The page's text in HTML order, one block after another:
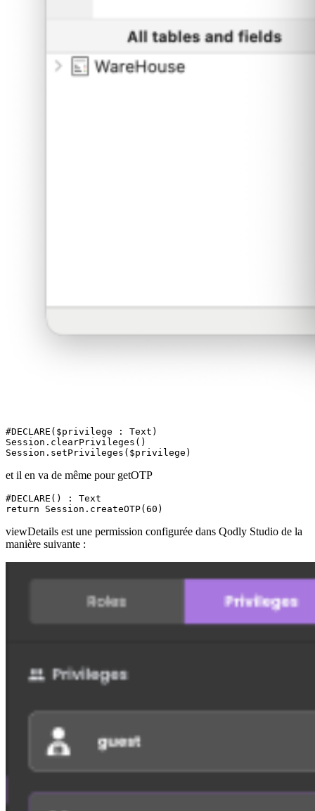
#DECLARE($privilege : Text)
Session.clearPrivileges()
Session.setPrivileges($privilege)
et il en va de même pour getOTP
#DECLARE() : Text
return Session.createOTP(60)
viewDetails est une permission configurée dans Qodly Studio de la
manière suivante :